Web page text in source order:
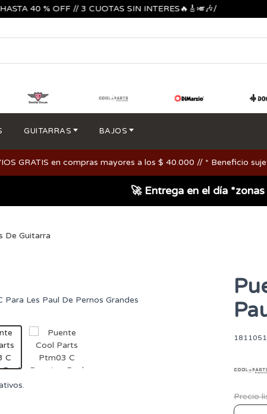
40 % OFF // 3 CUOTAS SIN INTERES🔥🎸🎺🎶/
GUITARRAS BAJOS
GRATIS en compras mayores a los $ 40.000 // * Beneficio
🚀 Entrega en el día
De Guitarra
Precio